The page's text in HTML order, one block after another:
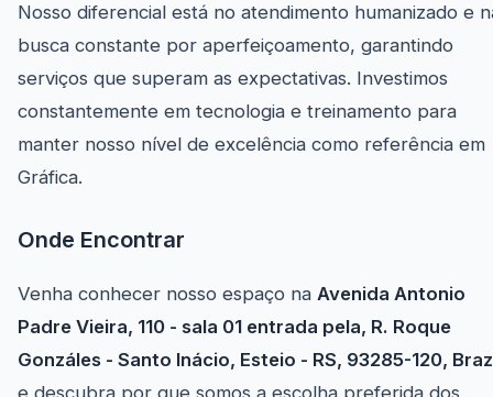
Nosso diferencial está no atendimento humanizado e
busca constante por aperfeiçoamento, garantindo
serviços que superam as expectativas. Investimos
constantemente em tecnologia e treinamento para
manter nosso nível de excelência como referência em
Gráfica.
Onde Encontrar
Venha conhecer nosso espaço na Avenida Antonio
Padre Vieira, 110 - sala 01 entrada pela, R. Roque
Gonzáles - Santo Inácio, Esteio - RS, 93285-120,